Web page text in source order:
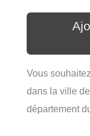
Vous
dans la ville
département